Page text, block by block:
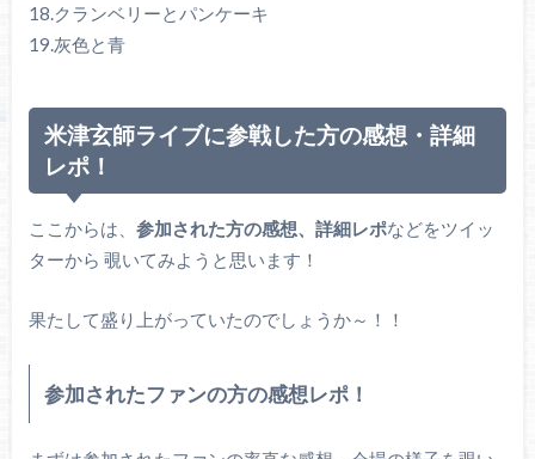
18.クランベリーとパンケーキ
19.灰色と青
米津玄師ライブに参戦した方の感想・詳細
レポ！
ここからは、 参加された方の感想、詳細レポなどをツイッ
ターから 覗いてみようと思います！
果たして盛り上がっていたのでしょうか～！！
参加されたファンの方の感想レポ！